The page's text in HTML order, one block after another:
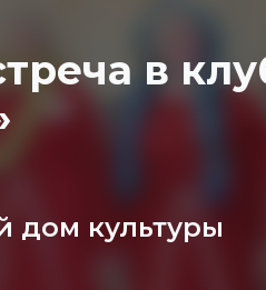
в
дом культуры